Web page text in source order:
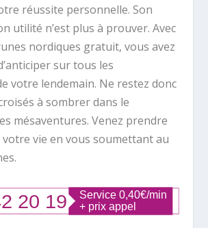
réussite personnelle. Son
utilité n’est plus à prouver. Avec
nordiques gratuit, vous avez
sur tous les
votre lendemain. Ne restez donc
à sombrer dans le
mésaventures. Venez prendre
vie en vous soumettant au